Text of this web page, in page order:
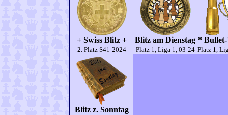
+ Swiss Blitz +
2. Platz S41-2024
Blitz am Dienstag
Platz 1, Liga 1, 03-24
*
Platz 1,
Blitz z. Sonntag